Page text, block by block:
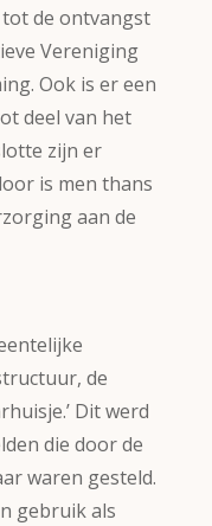
de ontvangst
Vereniging
Ook is er een
deel van het
zijn er
is men thans
aan de
de
Dit werd
die door de
waren gesteld.
gebruik als